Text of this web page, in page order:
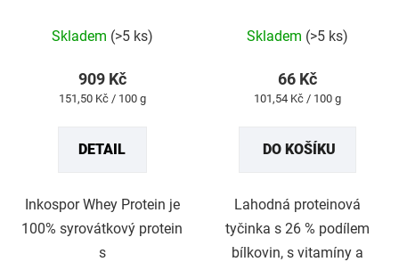
hodnocení
je
5
Skladem (>5 ks)
909 Kč
Měrná
151,50 Kč / 100 g
DETAIL
Inkospor Whey Protein je
100% syrovátkový protein
s
Skladem (>5 ks)
66 Kč
Měrná
101,54 Kč / 100 g
DO KOŠÍKU
Lahodná proteinová
tyčinka s 26 % podílem
bílkovin, s vitamíny a